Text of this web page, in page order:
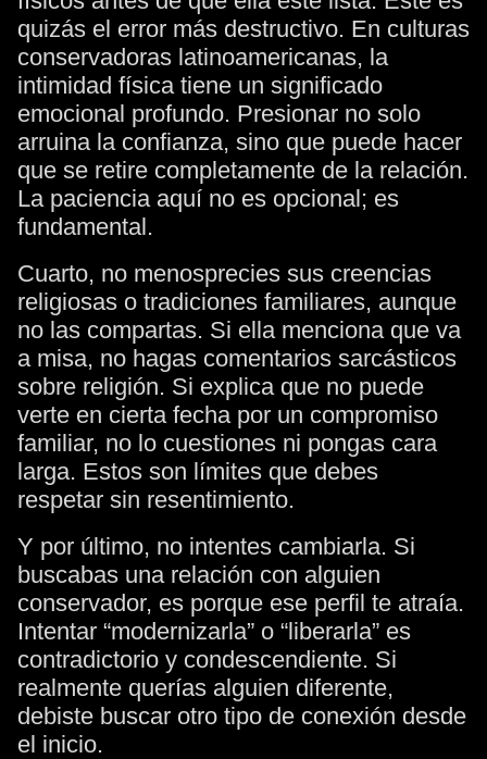
quizás el error más destructivo. En culturas
conservadoras latinoamericanas, la
intimidad física tiene un significado
emocional profundo. Presionar no solo
arruina la confianza, sino que puede hacer
que se retire completamente de la relación.
La paciencia aquí no es opcional; es
fundamental.
Cuarto, no menosprecies sus creencias
religiosas o tradiciones familiares, aunque
no las compartas. Si ella menciona que va
a misa, no hagas comentarios sarcásticos
sobre religión. Si explica que no puede
verte en cierta fecha por un compromiso
familiar, no lo cuestiones ni pongas cara
larga. Estos son límites que debes
respetar sin resentimiento.
Y por último, no intentes cambiarla. Si
buscabas una relación con alguien
conservador, es porque ese perfil te atraía.
Intentar “modernizarla” o “liberarla” es
contradictorio y condescendiente. Si
realmente querías alguien diferente,
debiste buscar otro tipo de conexión desde
el inicio.